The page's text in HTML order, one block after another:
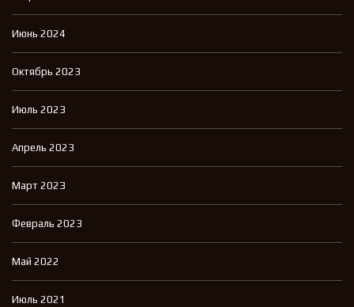
Июнь 2024
Октябрь 2023
Июль 2023
Апрель 2023
Март 2023
Февраль 2023
Май 2022
Июль 2021